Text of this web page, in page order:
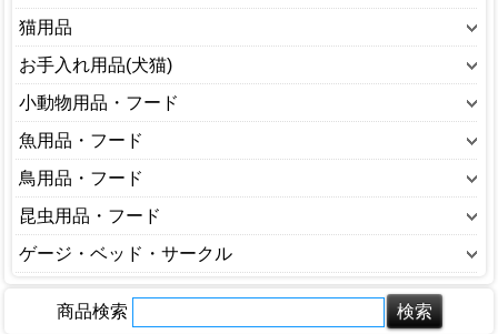
ウェアー(犬)
おもちゃ(犬)
キャリーバッグ・カート(犬)
ゲージ・サークル(犬)
トイレ用品(犬)
ドッグフード
ベッド・インテリア(犬)
ミルク(犬)
健康食品・サプリメント(犬)
犬小屋
猫用品
ウェアー(猫)
おもちゃ(猫)
キャットフード
キャリーバッグ・カート(猫)
ゲージ・サークル(猫)
トイレ用品(猫)
ベッド・インテリア(猫)
ミルク(猫)
健康食品・サプリメント(猫)
お手入れ用品(犬猫)
しつけ用品
シャンプー・リンス
トリミング
ノミ・ダニ対策用品
バスタブ(犬猫)
ペット用空気清浄機
歯みがき
小動物用品・フード
うさぎ用品
ハムスター用品
フェレット用品
小動物ケージ・キャリー
小動物トイレ
小動物巣材
魚用品・フード
ポンプ
ろ材・フィルター
魚のエサ
照明器具
水温管理用品
鳥用品・フード
インコ、オウム、鳥用品
その他
鳥かご
鳥のエサ
昆虫用品・フード
昆虫のえさ
昆虫衛生用品
ゲージ・ベッド・サークル
ペットサークル
商品検索